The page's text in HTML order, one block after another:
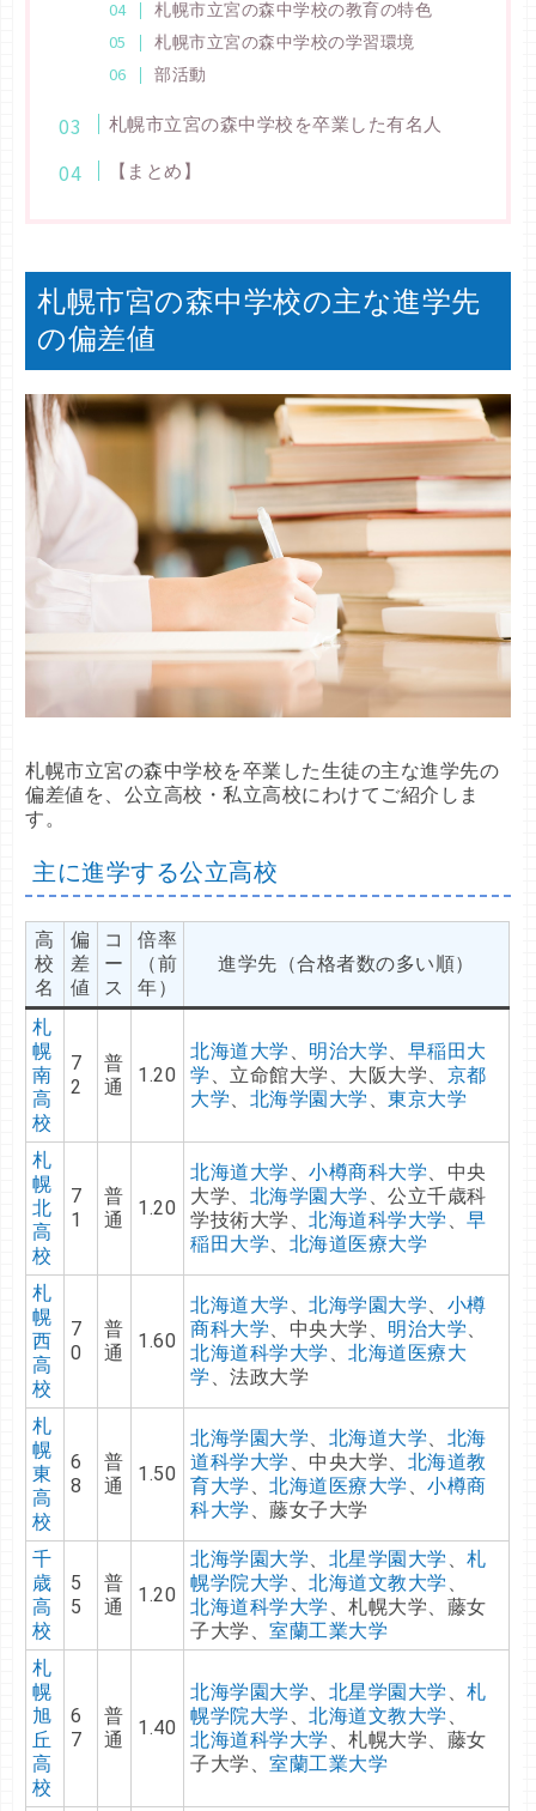
札幌市立宮の森中学校の教育の特色
札幌市立宮の森中学校の学習環境
部活動
札幌市立宮の森中学校を卒業した有名人
【まとめ】
札幌市宮の森中学校の主な進学先
の偏差値
札幌市立宮の森中学校を卒業した生徒の主な進学先の
偏差値を、公立高校・私立高校にわけてご紹介しま
す。
主に進学する公立高校
高
校
名
偏
差
値
コ
ー
ス
倍率
（前
年）
進学先（合格者数の多い順）
札
幌
南
高
校
7
2
普
通
1.20
北海道大学 、 明治大学、 早稲田大
学 、立命館大学、大阪大学、 京都
大学、 北海学園大学 、東京大学
札
幌
北
高
校
7
1
普
通
1.20
北海道大学 、小樽商科大学、中央
大学、 北海学園大学 、公立千歳科
学技術大学、北海道科学大学 、早
稲田大学、 北海道医療大学
札
幌
西
高
校
7
0
普
通
1.60
北海道大学 、北海学園大学、 小樽
商科大学、中央大学、 明治大学、
北海道科学大学 、北海道医療大
学 、法政大学
札
幌
東
高
校
6
8
普
通
1.50
北海学園大学、 北海道大学、 北海
道科学大学 、中央大学、 北海道教
育大学 、北海道医療大学 、小樽商
科大学 、藤女子大学
千
歳
高
校
5
5
普
通
1.20
北海学園大学、 北星学園大学 、札
幌学院大学 、北海道文教大学 、
北海道科学大学 、札幌大学、藤女
子大学、室蘭工業大学
札
幌
旭
丘
高
校
6
7
普
通
1.40
北海学園大学、 北星学園大学 、札
幌学院大学 、北海道文教大学 、
北海道科学大学 、札幌大学、藤女
子大学、室蘭工業大学